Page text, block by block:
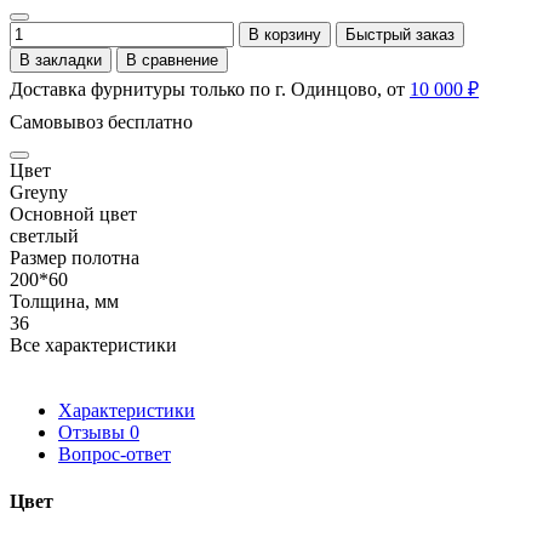
В корзину
Быстрый заказ
В закладки
В сравнение
Доставка фурнитуры только по г. Одинцово, от 10 000 ₽
Самовывоз бесплатно
Цвет
Greyny
Основной цвет
светлый
Размер полотна
200*60
Толщина, мм
36
Все характеристики
Характеристики
Отзывы 0
Вопрос-ответ
Цвет